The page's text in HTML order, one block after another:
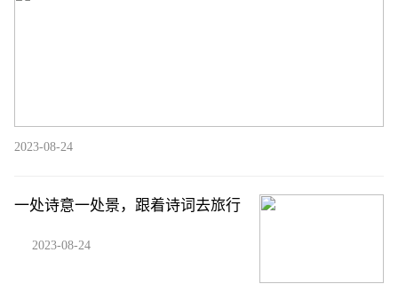
2023-08-24
一处诗意一处景，跟着诗词去旅行
2023-08-24